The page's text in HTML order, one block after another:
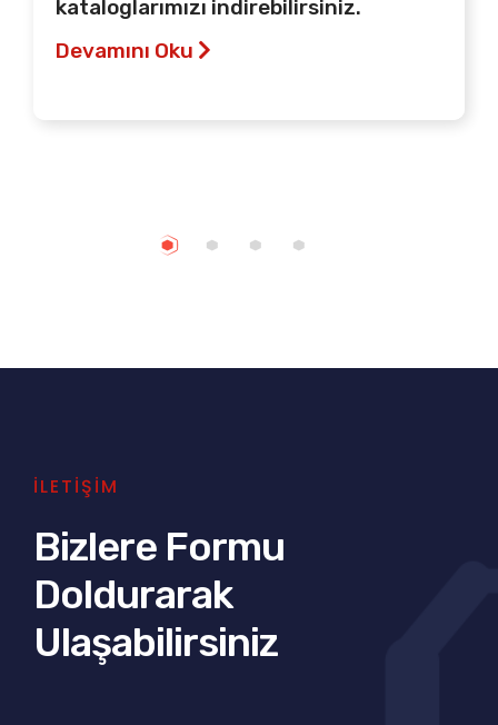
kataloglarımızı indirebilirsiniz.
Devamını Oku
İLETİŞİM
Bizlere Formu
Doldurarak
Ulaşabilirsiniz